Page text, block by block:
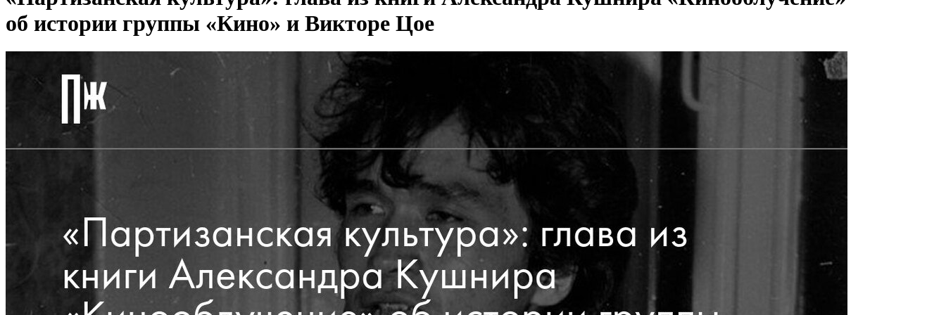
об истории группы «Кино» и Викторе Цое